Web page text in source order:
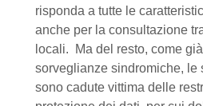
risponda a tutte le
anche per la consultazione
locali. Ma del resto, come
sorveglianze sindromiche, le
sono cadute vittima delle